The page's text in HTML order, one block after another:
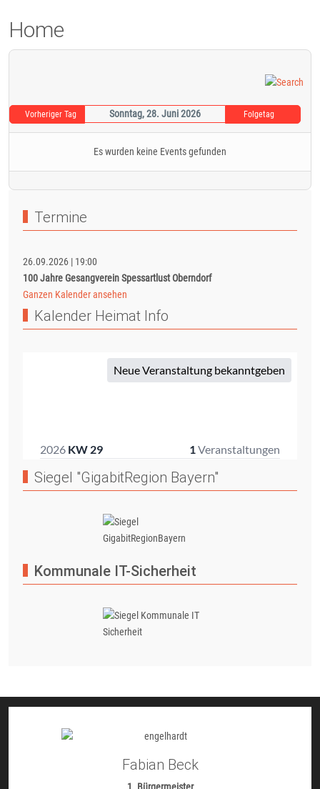
Home
Vorheriger Tag Sonntag, 28. Juni 2026 Folgetag
Es wurden keine Events gefunden
Termine
26.09.2026 | 19:00
100 Jahre Gesangverein Spessartlust Oberndorf
Ganzen Kalender ansehen
Kalender Heimat Info
Siegel "GigabitRegion Bayern"
Kommunale IT-Sicherheit
Fabian Beck